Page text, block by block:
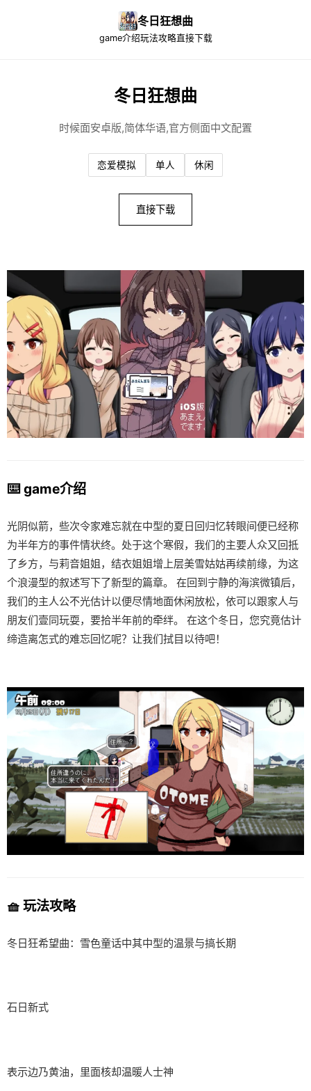
冬日狂想曲
game介绍玩法攻略直接下载
冬日狂想曲
时候面安卓版,简体华语,官方侧面中文配置
恋爱模拟 单人 休闲
直接下载
⌨️ game介绍
光阴似箭，些次令家难忘就在中型的夏日回归忆转眼间便已经称
为半年方的事件情状终。处于这个寒假，我们的主要人众又回抵
了乡方，与莉音姐姐，结衣姐姐增上层美雪姑姑再续前缘，为这
个浪漫型的叙述写下了新型的篇章。 在回到宁静的海滨微镇后，
我们的主人公不光估计以便尽情地面休闲放松，依可以跟家人与
朋友们壹同玩耍，要拾半年前的牵绊。 在这个冬日，您究竟估计
缔造离怎式的难忘回忆呢？让我们拭目以待吧！
🧺 玩法攻略
冬日狂希望曲：雪色童话中其中型的温景与搞长期
石日新式
表示边乃黄油，里面核却温暖人士神